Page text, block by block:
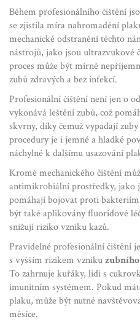
Během profesionálního čištění
se zjistila míra nahromadění
mechanické odstranění těchto
nástrojů, jako jsou ultrazvukové
proces může být mírně
zubů zdravých a bez infekcí.
Profesionální čištění není jen o
vykonává leštění zubů, což
skvrny, díky čemuž vypadají
procedury je i jemné a hladké
náchylné k dalšímu usazování
Kromě mechanického čištění
antimikrobiální prostředky, jako
pomáhají bojovat proti
být také aplikovány fluoridové
snižují riziko vzniku kazů.
Pravidelné profesionální čištění
s vyšším rizikem vzniku
To zahrnuje kuřáky, lidi s
imunitním systémem. Pokud
plaku, může být nutné
měsíce.